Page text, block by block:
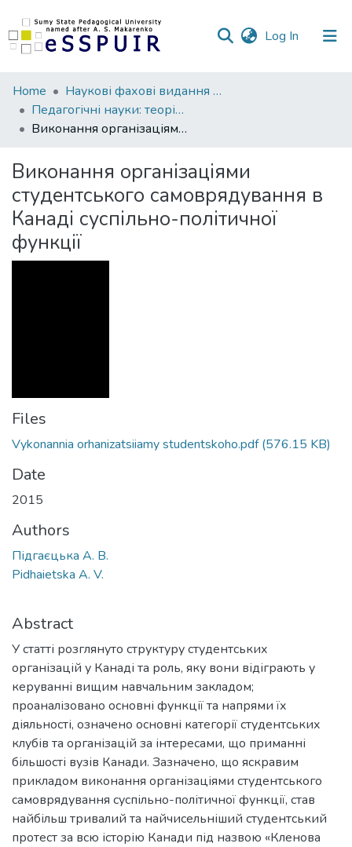
Log In (current)
Communities
&
Collections
Statistics
Home
Наукові фахові видання СумДПУ
Педагогічні науки: теорія, історія, інноваційні технології
Виконання організаціями студентського самоврядування в Канаді суспільно-політичної функції
Виконання організаціями
студентського самоврядування в
Канаді суспільно-політичної
функції
Files
Vykonannia orhanizatsiiamy studentskoho.pdf(576.15 KB)
Date
2015
Authors
Підгаєцька А. В.
Pidhaietska A. V.
Abstract
У статті розглянуто структуру студентських
організацій у Канаді та роль, яку вони відіграють у
керуванні вищим навчальним закладом;
проаналізовано основні функції та напрями їх
діяльності, означено основні категорії студентських
клубів та організацій за інтересами, що приманні
більшості вузів Канади. Зазначено, що яскравим
прикладом виконання організаціями студентського
самоврядування суспільно-політичної функції, став
найбільш тривалий та найчисельніший студентський
протест за всю історію Канади під назвою «Кленова